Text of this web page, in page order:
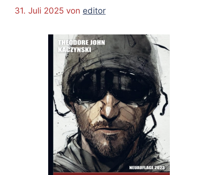
31. Juli 2025 von editor